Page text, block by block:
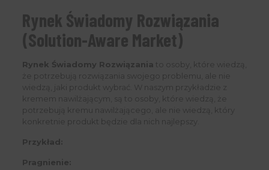
Rynek Świadomy Rozwiązania
(Solution-Aware Market)
Rynek Świadomy Rozwiązania to osoby, które wiedzą,
że potrzebują rozwiązania swojego problemu, ale nie
wiedzą, jaki produkt wybrać. W naszym przykładzie z
kremem nawilżającym, są to osoby, które wiedzą, że
potrzebują kremu nawilżającego, ale nie wiedzą, który
konkretnie produkt będzie dla nich najlepszy.
Przykład:
Pragnienie: